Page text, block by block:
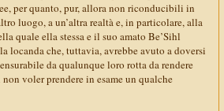
per quanto, pur, allora non riconducibili in
luogo, a un’altra realtà e, in particolare, alla
quale ella stessa e il suo amato Be’Sihl
locanda che, tuttavia, avrebbe avuto a doversi
da qualunque loro rotta da rendere
voler prendere in esame un qualche